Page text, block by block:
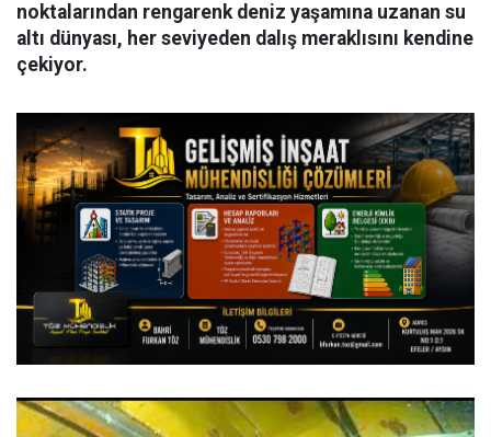
noktalarından rengarenk deniz yaşamına uzanan su
altı dünyası, her seviyeden dalış meraklısını kendine
çekiyor.